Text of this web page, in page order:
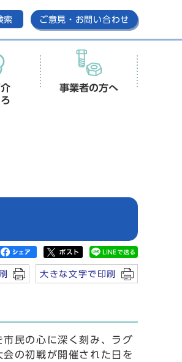
索 ご意見・お問い合わせ
事業者の方へ
大きな文字で印刷
民の心に深く刻み、ラグ
の初戦が開催された日を